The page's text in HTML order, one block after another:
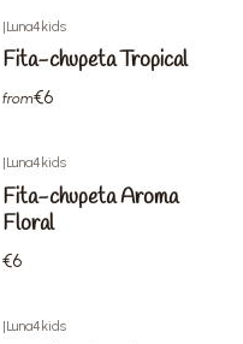
|Luna4kids
Fita-chupeta Tropical
from€6
|Luna4kids
Fita-chupeta Aroma
Floral
€6
|Luna4kids